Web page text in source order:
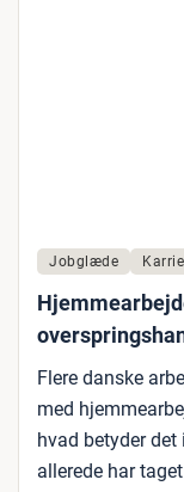
Jobglæde
Flere danske
med
hvad betyder det
allerede har